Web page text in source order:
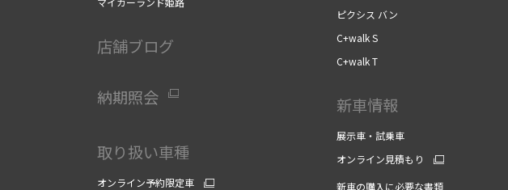
店舗ブログ
納期照会
取り扱い車種
オンライン予約限定車
ピクシス バン
C+walk S
C+walk T
新車情報
展示車・試乗車
オンライン見積もり
新車の購入に必要な書類